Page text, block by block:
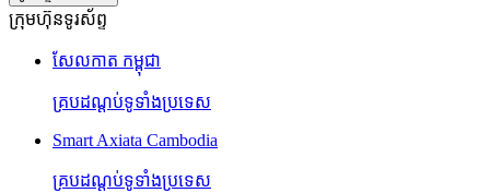
ក្រុមហ៊ុនទូរស័ព្ទ
សែលកាត កម្ពុជា
គ្របដណ្តប់ទូទាំងប្រទេស
Smart Axiata Cambodia
គ្របដណ្តប់ទូទាំងប្រទេស